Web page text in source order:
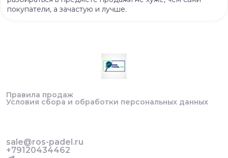
покупатели, а зачастую и лучше.
Правила продаж
Условия сбора и обработки персональных данных
sale@ros-padel.ru
+79120434462